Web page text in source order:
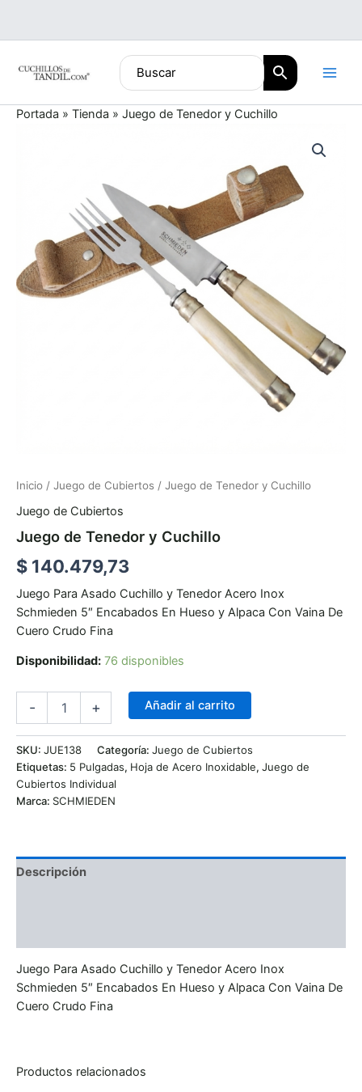
contenido
Portada » Tienda » Juego de Tenedor y Cuchillo
Inicio / Juego de Cubiertos / Juego de Tenedor y Cuchillo
Juego de Cubiertos
Juego de Tenedor y Cuchillo
$ 140.479,73
Juego Para Asado Cuchillo y Tenedor Acero Inox
Schmieden 5″ Encabados En Hueso y Alpaca Con Vaina De
Cuero Crudo Fina
Disponibilidad: 76 disponibles
- + Añadir al carrito
SKU: JUE138 Categoría: Juego de Cubiertos
Etiquetas: 5 Pulgadas, Hoja de Acero Inoxidable, Juego de
Cubiertos Individual
Marca: SCHMIEDEN
Descripción
Juego Para Asado Cuchillo y Tenedor Acero Inox
Schmieden 5″ Encabados En Hueso y Alpaca Con Vaina De
Cuero Crudo Fina
Productos relacionados